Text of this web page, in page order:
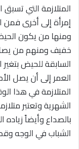
المتلازمة التي
إمرأة إلى أخرى
ومنها من يكون
خفيف ومنهم من
السابقة للحيض
العمر إلى أن يصل
المتلازمة في هذا
الشهرية وتعتبر
بالصداع وأيضاً
الشباب في الوجه